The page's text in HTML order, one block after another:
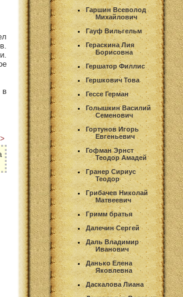
в
Гаршин Всеволод
Михайлович
Гауф Вильгельм
Гераскина Лия
Борисовна
Гершатор Филлис
Гершкович Това
Гессе Герман
Голышкин Василий
Семенович
Гортунов Игорь
Евгеньевич
Гофман Эрнст
Теодор Амадей
Гранер Сириус
Теодор
Грибачев Николай
Матвеевич
Гримм братья
Далечин Сергей
Даль Владимир
Иванович
Данько Елена
Яковлевна
Даскалова Лиана